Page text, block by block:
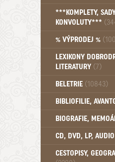
***KOMPLETY,
KONVOLUTY***
% VÝPRODEJ %
LEXIKONY
LITERATURY (7)
BELETRIE (10843)
Beletrie - Historická
Beletrie - Povídky
Beletrie - Válečné
Beletrie - Ženské
BIBLIOFILIE,
BIOGRAFIE,
CD, DVD, LP, AUDIO
CESTOPISY,